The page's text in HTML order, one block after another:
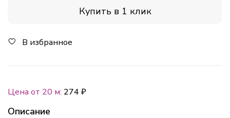
Купить в 1 клик
В избранное
Цена от 20 м: 274 ₽
Описание